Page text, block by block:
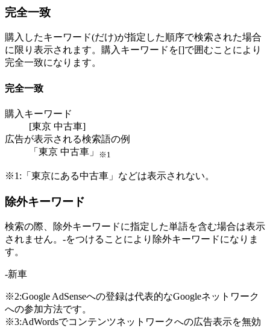
完全一致
購入したキーワード(だけ)が指定した順序で検索された場合
に限り表示されます。購入キーワードを[]で囲むことにより
完全一致になります。
完全一致
購入キーワード
[東京 中古車]
広告が表示される検索語の例
「東京 中古車」
※1
※1:「東京にある中古車」などは表示されない。
除外キーワード
検索の際、除外キーワードに指定した単語を含む場合は表示
されません。-をつけることにより除外キーワードになりま
す。
-新車
※2:Google AdSenseへの登録は代表的なGoogleネットワーク
への参加方法です。
※3:AdWordsでコンテンツネットワークへの広告表示を無効